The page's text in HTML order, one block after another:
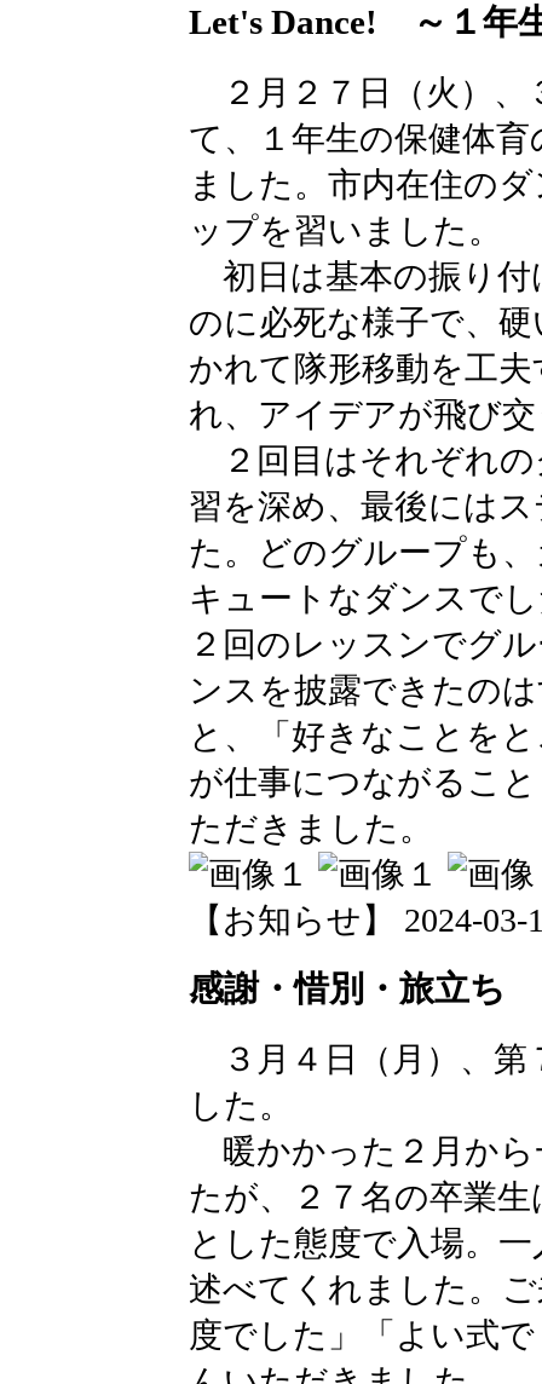
Let's Dance! ～１年
２月２７日（火）、
て、１年生の保健体
ました。市内在住の
ップを習いました。
初日は基本の振り付
のに必死な様子で、
かれて隊形移動を工
れ、アイデアが飛び
２回目はそれぞれの
習を深め、最後には
た。どのグループも
キュートなダンスで
２回のレッスンでグ
ンスを披露できたの
と、「好きなことを
が仕事につながるこ
ただきました。
【お知らせ】 2024-03-
感謝・惜別・旅立ち
３月４日（月）、第
した。
暖かかった２月から
たが、２７名の卒業
とした態度で入場。
述べてくれました。
度でした」「よい式